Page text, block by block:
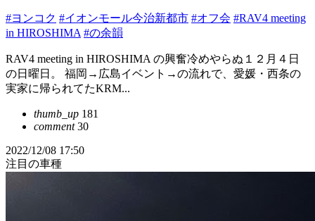
#ヨンコク #イオンモール今治新都市 #オフ会 #RAV4 meeting
in HIROSHIMA #の余韻
RAV4 meeting in HIROSHIMA の興奮冷めやらぬ１２月４日
の日曜日。 福岡→広島イベント→の流れで、愛媛・西条の
実家に帰られてたKRM...
thumb_up 181
comment30
2022/12/08 17:50
注目の車種